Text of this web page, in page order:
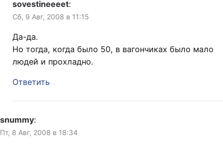
sovestineeeet:
Сб, 9 Авг, 2008 в 11:15
Да-да.
Но тогда, когда было 50, в вагончиках было мало
людей и прохладно.
Ответить
snummy:
Пт, 8 Авг, 2008 в 18:34